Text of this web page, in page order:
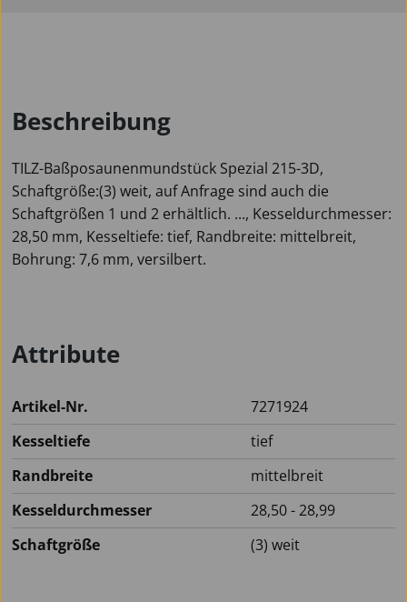
Beschreibung
TILZ-Baßposaunenmundstück Spezial 215-3D,
Schaftgröße:(3) weit, auf Anfrage sind auch die
Schaftgrößen 1 und 2 erhältlich. ..., Kesseldurchmesser:
28,50 mm, Kesseltiefe: tief, Randbreite: mittelbreit,
Bohrung: 7,6 mm, versilbert.
Attribute
Artikel-Nr.
7271924
Kesseltiefe
tief
Randbreite
mittelbreit
Kesseldurchmesser
28,50 - 28,99
Schaftgröße
(3) weit